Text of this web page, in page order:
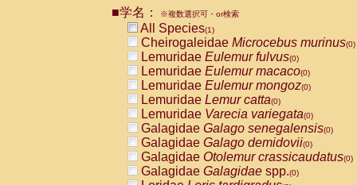
CebidaeCebus nigrivittatus
CebidaeCebus
CebidaeSaimiri boliviensis(0)
CebidaeSaimiri sciureus(0)
AtelidaeAlouatta caraya(0)
AtelidaeAlouatta fusca(0)
AtelidaeAlouatta seniculus
AtelidaeAlouattaspp.(0)
AtelidaeAteles belzebuth(0)
AtelidaeAteles geoffroyi(0)
AtelidaeAteles paniscus(0)
AtelidaeAtelesspp.(0)
■学名： ※複数選択可・or検索
All Species(1)
Cheirogaleidae Microcebus murinus(0)
Lemuridae Eulemur fulvus(0)
Lemuridae Eulemur macaco(0)
Lemuridae Eulemur mongoz(0)
Lemuridae Lemur catta(0)
Lemuridae Varecia variegata(0)
Galagidae Galago senegalensis(0)
Galagidae Galago demidovii(0)
Galagidae Otolemur crassicaudatus(0)
Galagidae Galagidae spp.(0)